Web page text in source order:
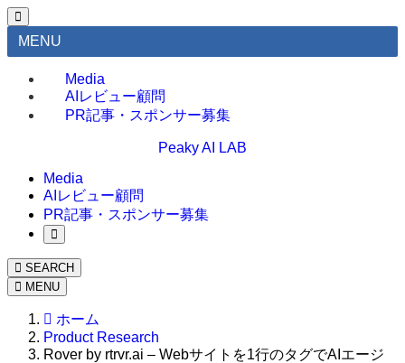
MENU
Media
AIレビュー顧問
PR記事・スポンサー募集
Peaky AI LAB
Media
AIレビュー顧問
PR記事・スポンサー募集
SEARCH
MENU
ホーム
Product Research
Rover by rtrvr.ai – Webサイトを1行のタグでAIエージ